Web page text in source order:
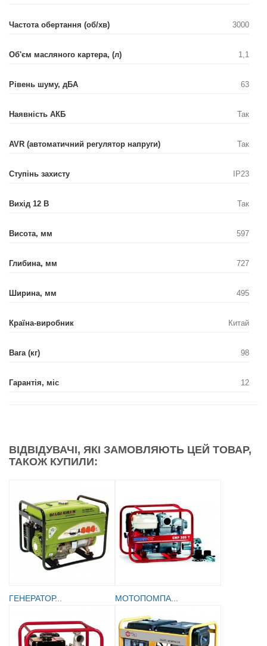
Частота обертання (об/хв) 3000
Об'єм масляного картера, (л) 1,1
Рівень шуму, дБА 63
Наявність АКБ Так
AVR (автоматичний регулятор напруги) Так
Ступінь захисту IP23
Вихід 12 В Так
Висота, мм 597
Глибина, мм 727
Ширина, мм 495
Країна-виробник Китай
Вага (кг) 98
Гарантія, міс 12
ВІДВІДУВАЧІ, ЯКІ ЗАМОВЛЯЮТЬ ЦЕЙ ТОВАР,
ТАКОЖ КУПИЛИ:
ГЕНЕРАТОР... МОТОПОМПА...